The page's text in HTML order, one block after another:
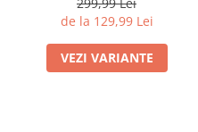
de la 129,99 Lei
VEZI VARIANTE